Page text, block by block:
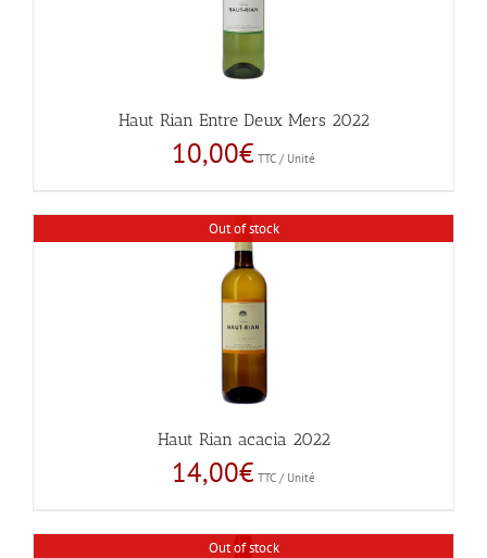
Haut Rian Entre Deux Mers 2022
10,00€ TTC / Unité
Out of stock
Haut Rian acacia 2022
14,00€ TTC / Unité
Out of stock